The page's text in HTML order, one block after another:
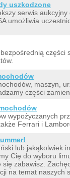
uszkodzone
serwis
umożliwia
maszyn,
części
wypożyczanych
Ferrari i
lub jakąkolwiek
Cię do wyboru
zabawisz.
na temat naszych